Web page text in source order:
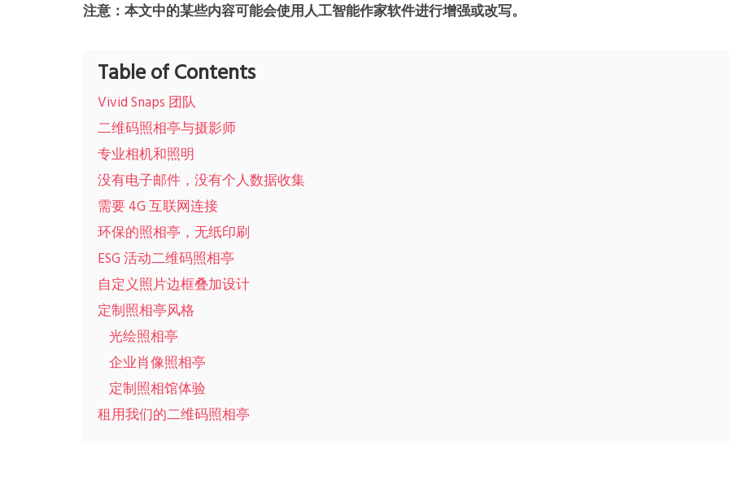
注意：本文中的某些内容可能会使用人工智能作家软件进行增强或改写。
Table of Contents
Vivid Snaps 团队
二维码照相亭与摄影师
专业相机和照明
没有电子邮件，没有个人数据收集
需要 4G 互联网连接
环保的照相亭，无纸印刷
ESG 活动二维码照相亭
自定义照片边框叠加设计
定制照相亭风格
光绘照相亭
企业肖像照相亭
定制照相馆体验
租用我们的二维码照相亭